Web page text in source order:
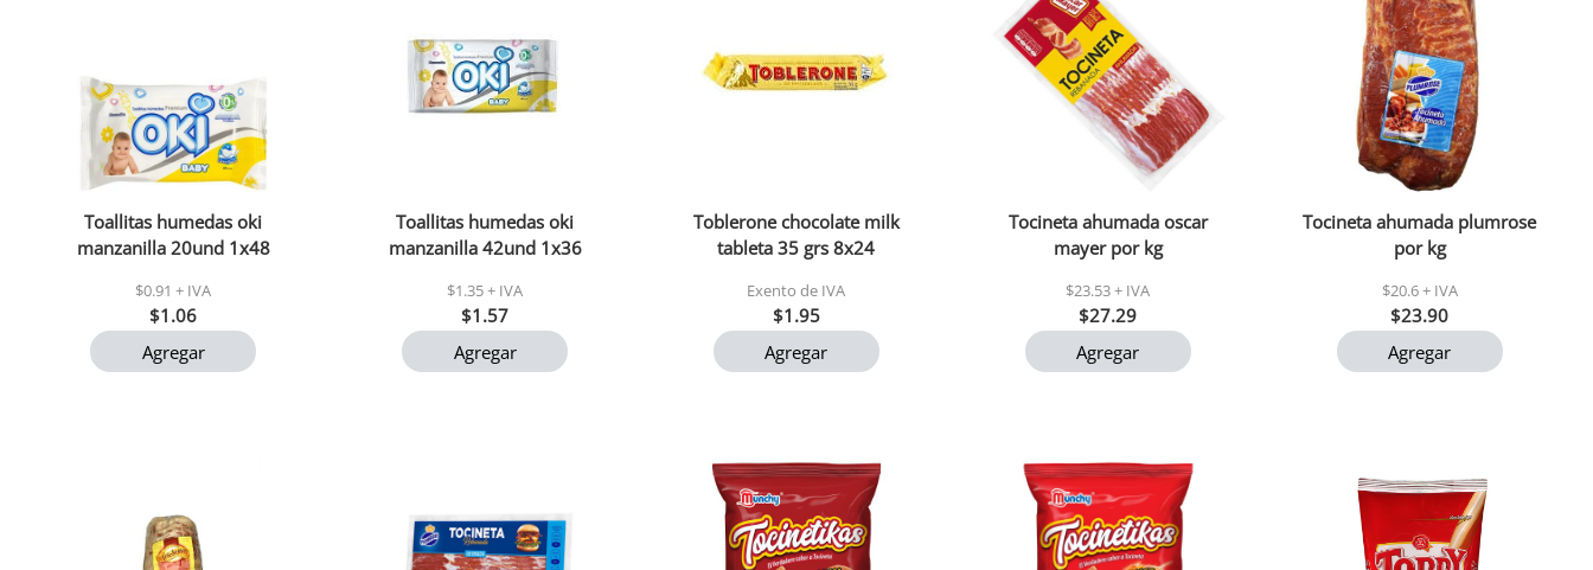
Toallitas humedas oki
manzanilla 20und 1x48
$0.91 + IVA
$1.06
Agregar
Toallitas humedas oki
manzanilla 42und 1x36
$1.35 + IVA
$1.57
Agregar
Toblerone chocolate milk
tableta 35 grs 8x24
Exento de IVA
$1.95
Agregar
Tocineta ahumada oscar
mayer por kg
$23.53 + IVA
$27.29
Agregar
Tocineta ahumada plumrose
por kg
$20.6 + IVA
$23.90
Agregar